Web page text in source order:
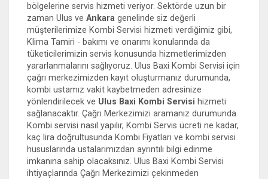
bölgelerine servis hizmeti veriyor. Sektörde uzun bir
zaman Ulus ve Ankara genelinde siz değerli
müşterilerimize Kombi Servisi hizmeti verdiğimiz gibi,
Klima Tamiri - bakımı ve onarımı konularında da
tüketicilerimizin servis konusunda hizmetlerimizden
yararlanmalarını sağlıyoruz. Ulus Baxi Kombi Servisi için
çağrı merkezimizden kayıt oluşturmanız durumunda,
kombi ustamız vakit kaybetmeden adresinize
yönlendirilecek ve Ulus Baxi Kombi Servisi hizmeti
sağlanacaktır. Çağrı Merkezimizi aramanız durumunda
Kombi servisi nasıl yapılır, Kombi Servis ücreti ne kadar,
kaç lira doğrultusunda Kombi Fiyatları ve kombi servisi
hususlarında ustalarımızdan ayrıntılı bilgi edinme
imkanına sahip olacaksınız. Ulus Baxi Kombi Servisi
ihtiyaçlarında Çağrı Merkezimizi çekinmeden